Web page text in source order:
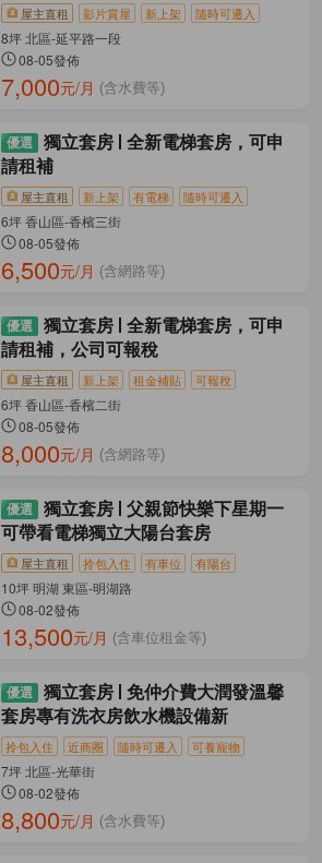
屋主直租 影片賞屋 新上架 隨時可遷入
8坪 北區-延平路一段
08-05發佈
7,000元/月 (含水費等)
獨立套房
全新電梯套房，可申
請租補
屋主直租 新上架 有電梯 隨時可遷入
6坪 香山區-香檳三街
08-05發佈
6,500元/月 (含網路等)
獨立套房
全新電梯套房，可申
請租補，公司可報稅
屋主直租 新上架 租金補貼 可報稅
6坪 香山區-香檳二街
08-05發佈
8,000元/月 (含網路等)
獨立套房
父親節快樂下星期一
可帶看電梯獨立大陽台套房
屋主直租 拎包入住 有車位 有陽台
10坪 明湖 東區-明湖路
08-02發佈
13,500元/月 (含車位租金等)
獨立套房
免仲介費大潤發溫馨
套房專有洗衣房飲水機設備新
拎包入住 近商圈 隨時可遷入 可養寵物
7坪 北區-光華街
08-02發佈
8,800元/月 (含水費等)